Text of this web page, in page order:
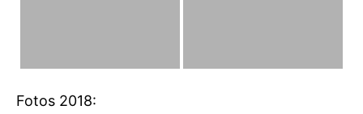
Fotos 2018: